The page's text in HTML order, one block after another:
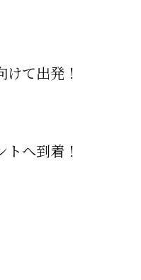
て出発！
へ到着！